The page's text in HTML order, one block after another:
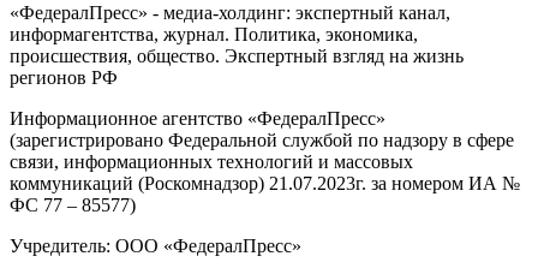
«ФедералПресс» - медиа-холдинг: экспертный канал,
информагентства, журнал. Политика, экономика,
происшествия, общество. Экспертный взгляд на жизнь
регионов РФ
Информационное агентство «ФедералПресс»
(зарегистрировано Федеральной службой по надзору в сфере
связи, информационных технологий и массовых
коммуникаций (Роскомнадзор) 21.07.2023г. за номером ИА №
ФС 77 – 85577)
Учредитель: ООО «ФедералПресс»